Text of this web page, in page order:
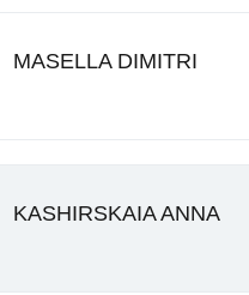
MASELLA DIMITRI
KASHIRSKAIA ANNA